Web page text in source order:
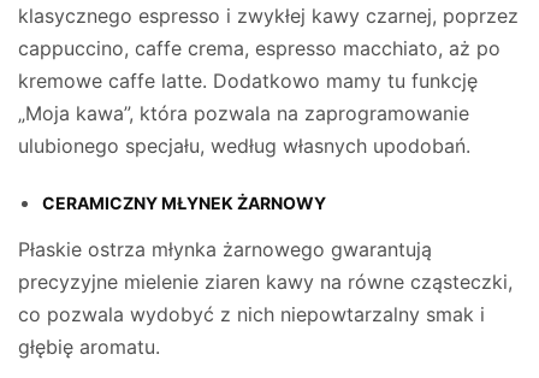
klasycznego espresso i zwykłej kawy czarnej, poprzez
cappuccino, caffe crema, espresso macchiato, aż po
kremowe caffe latte. Dodatkowo mamy tu funkcję
„Moja kawa”, która pozwala na zaprogramowanie
ulubionego specjału, według własnych upodobań.
CERAMICZNY MŁYNEK ŻARNOWY
Płaskie ostrza młynka żarnowego gwarantują
precyzyjne mielenie ziaren kawy na równe cząsteczki,
co pozwala wydobyć z nich niepowtarzalny smak i
głębię aromatu.